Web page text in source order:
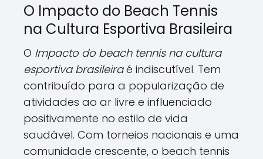
O Impacto do Beach Tennis
na Cultura Esportiva Brasileira
O Impacto do beach tennis na cultura
esportiva brasileiraé indiscutível. Tem
contribuído para a popularização de
atividades ao ar livre e influenciado
positivamente no estilo de vida
saudável. Com torneios nacionais e uma
comunidade crescente, o beach tennis